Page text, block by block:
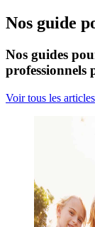
Nos guide
Nos guides
professionnels
Voir tous les articles